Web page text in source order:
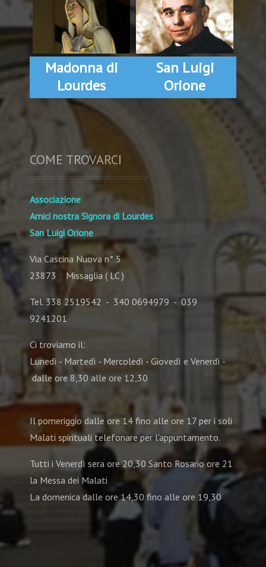
Madonna di
Lourdes
San Luigi
Orione
COME TROVARCI
Associazione
Amici nostra Signora di Lourdes
San Luigi Orione
Via Cascina Nuova n° 5
23873 Missaglia ( LC )
Tel. 338 2519542 - 340 0694979 - 039
9241201
Ci troviamo il:
Lunedì - Martedì - Mercoledì - Giovedì e Venerdì -
dalle ore 8,30 alle ore 12,30
Il pomeriggio dalle ore 14 fino alle ore 17 per i soli
Malati spirituali telefonare per l'appuntamento.
Tutti i Venerdì sera ore 20,30 Santo Rosario ore 21
la Messa dei Malati
La domenica dalle ore 14,30 fino alle ore 19,30